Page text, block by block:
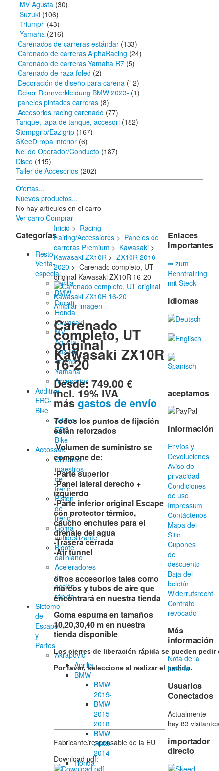
MV Agusta (30)
Suzuki (106)
Triumph (43)
Yamaha (216)
Carenados de carreras estándar (133)
Carenado de carreras AlphaRacing (24)
Carenado de carreras Yamaha R7 (5)
Carenado de raza foled (2)
Decoración de diseño para carena (12)
Dekor Rennverkleidung BMW 2023- (1)
paneles pintados carreras (8)
Accesorios racing carenado (77)
Tanque, tapa de tanque, accesori (182)
Stompgrip/Eazigrip (167)
SKeeD ropa interior (6)
Nel de Operador/Conducto (187)
Disco (115)
Taller de Accesorios (202)
Ofertas...
Nuevos productos...
No hay artículos en el carro
Ver carro Comprar
Categorías
Resto
Venta-
especial
Aprilia
BMW
Ducati
Honda
Kawasaki
MV
Agusta
Suzuki
Triumph
Yamaha
Accesorios
Additive-
ERC-
Bike
Aditivo
ERC-
Bike
Accossato
Cilindros
maestros
de
freno
Piston
de
freno
Goma
antideslizante
Bigote
daliniano
Aceleradores
de
acción
rápida
Sisteme
de
Escape
y
Partes
Akrapovic
Aprilia
BMW
BMW
2019-
BMW
2015-
2018
BMW
2009-
2014
Honda
Inicio > Racing
Fairing/Accessiores> Paneles de
carreras Premium > Kawasaki>
Kawasaki ZX10R> ZX10R 2016-
2020 > Carenado completo, UT
original Kawasaki ZX10R 16-20
Ampliar imagen
Carenado
completo, UT
original
Kawasaki ZX10R
16-20
Desde: 749.00 €
incl. 19% IVA
más gastos de envío
Todos los puntos de fijación
están reforzados
Volumen de suministro se
compone de:
-Parte superior
-Panel lateral derecho +
izquierdo
-Parte inferior original Escape
con protector térmico,
caucho enchufes para el
drenaje del agua
-Trasera cerrada
-Air tunnel
otros accesorios tales como
marcos y tubos de aire que
encontrará en nuestra tienda
Goma espuma en tamaños
10,20,30,40 m en nuestra
tienda disponible
Los cierres de liberación rápida se pueden
Por favor, seleccione al realizar el pedido.
Fabricante/responsable de la EU
Download pdf:
Enlaces
Importantes
⇒ zum
Renntraining
mit Stecki
Idiomas
aceptamos
Información
Envíos y
Devoluciones
Aviso de
privacidad
Condiciones
de uso
Impressum
Contáctenos
Mapa del
Sitio
Cupones
de
descuento
Baja del
boletín
Widerrufsrecht
Contrato
revocado
Más
información
Nota de la
batería
Usuarios
Conectados
Actualmente
hay 83
importador
directo